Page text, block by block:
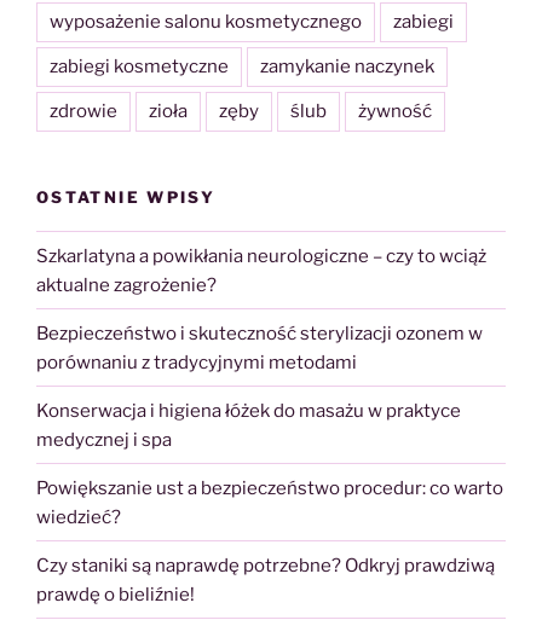
wyposażenie salonu kosmetycznego zabiegi
zabiegi kosmetyczne zamykanie naczynek
zdrowie zioła zęby ślub żywność
OSTATNIE WPISY
Szkarlatyna a powikłania neurologiczne – czy to wciąż
aktualne zagrożenie?
Bezpieczeństwo i skuteczność sterylizacji ozonem w
porównaniu z tradycyjnymi metodami
Konserwacja i higiena łóżek do masażu w praktyce
medycznej i spa
Powiększanie ust a bezpieczeństwo procedur: co warto
wiedzieć?
Czy staniki są naprawdę potrzebne? Odkryj prawdziwą
prawdę o bieliźnie!